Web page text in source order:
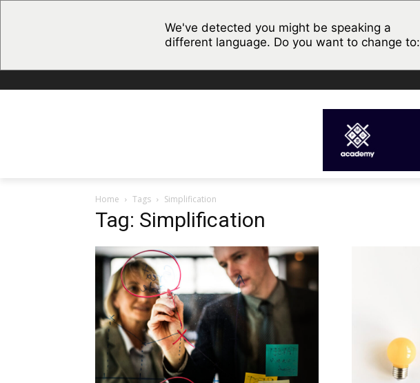
We've detected you might be speaking a
different language. Do you want to change to:
Home Tags Simplification
Tag: Simplification